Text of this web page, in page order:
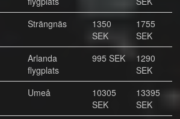
Strängnäs
1350
SEK
1755
SEK
Arlanda
flygplats
995 SEK
1290
SEK
Umeå
10305
SEK
13395
SEK